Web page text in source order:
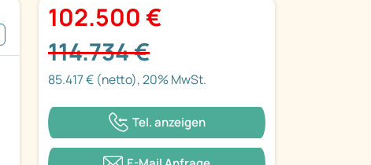
102.500 €
114.734 €
85.417 € (netto), 20% MwSt.
Tel. anzeigen